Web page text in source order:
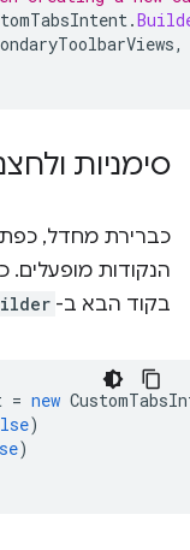
.
,
סימניות
כברירת מחדל,
הנקודות
בקוד הבא ב-
= new
)
)